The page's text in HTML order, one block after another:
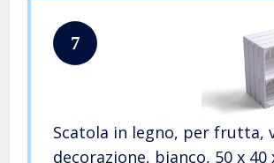
7
Scatola in legno, per frutta,
decorazione, bianco, 50 x 40